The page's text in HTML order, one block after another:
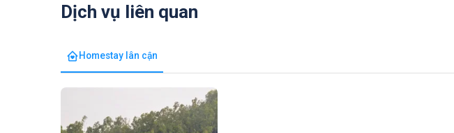
Dịch vụ liên quan
Homestay lân cận